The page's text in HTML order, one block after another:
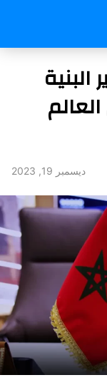
ديسمبر 19, 2023